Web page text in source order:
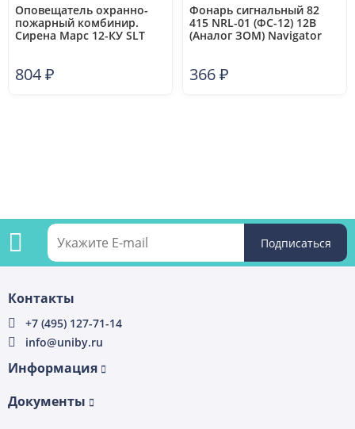
Оповещатель охранно-
пожарный комбинир.
Сирена Марс 12-КУ SLT
804₽
Фонарь сигнальный 82
415 NRL-01 (ФС-12) 12В
(Аналог ЗОМ) Navigator
366₽
Контакты
+7 (495) 127-71-14
info@uniby.ru
Информация
Документы